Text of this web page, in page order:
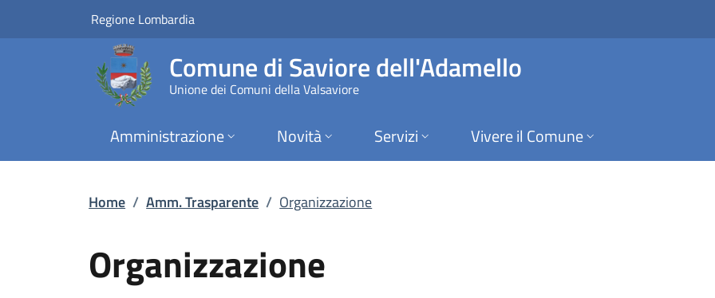
Vai al contenuto principale
Organizzazione | Amm. Trasparente |
Regione Lombardia
Comune di Saviore dell'Adamello
Unione dei Comuni della Valsaviore
Amministrazione Novità Servizi Vivere il Comune
Home / Amm. Trasparente / Organizzazione
Organizzazione